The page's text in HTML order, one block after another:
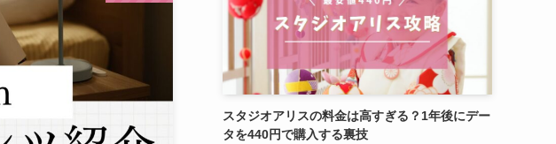
スタジオアリスの料金は高すぎる？1年後にデー
タを440円で購入する裏技